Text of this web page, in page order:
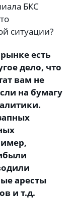
БКС
ситуации?
есть
дело, что
вам не
на бумагу
аресты
и т.д.